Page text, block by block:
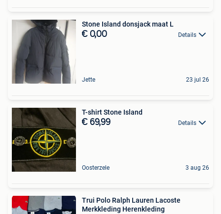
Stone Island donsjack maat L
€ 0,00 Details
Jette 23 jul 26
T-shirt Stone Island
€ 69,99 Details
Oosterzele 3 aug 26
Trui Polo Ralph Lauren Lacoste
Merkkleding Herenkleding